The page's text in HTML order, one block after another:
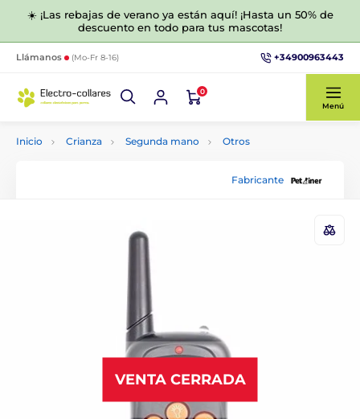
☀️ ¡Las rebajas de verano ya están aquí! ¡Hasta un 50% de
descuento en todo para tus mascotas!
Llámanos (Mo-Fr 8-16) +34900963443
0
Menú
Inicio Crianza Segunda mano Otros
Fabricante
VENTA CERRADA